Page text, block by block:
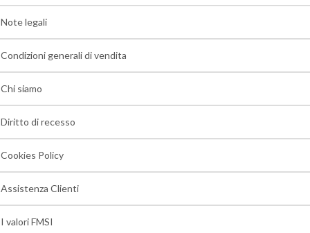
Note legali
Condizioni generali di vendita
Chi siamo
Diritto di recesso
Cookies Policy
Assistenza Clienti
I valori FMSI